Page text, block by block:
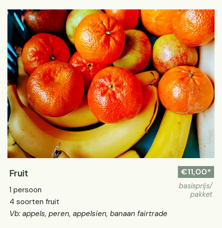
Fruit
1 persoon
4 soorten fruit
Vb: appels, peren, appelsien, banaan fairtrade
€11,00*
basisprijs/
pakket